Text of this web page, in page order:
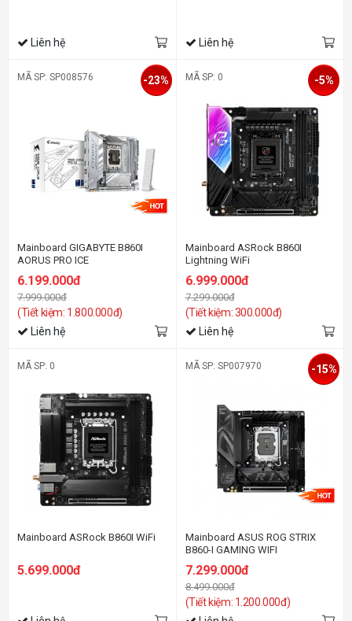
Liên hệ Liên hệ
MÃ SP: SP008576
Mainboard GIGABYTE B860I
AORUS PRO ICE
6.199.000đ
7.999.000đ
(Tiết kiệm: 1.800.000đ)
-23%
Liên hệ
MÃ SP: 0
Mainboard ASRock B860I
Lightning WiFi
6.999.000đ
7.299.000đ
(Tiết kiệm: 300.000đ)
-5%
Liên hệ
MÃ SP: 0
Mainboard ASRock B860I WiFi
5.699.000đ
MÃ SP: SP007970
Mainboard ASUS ROG STRIX
B860-I GAMING WIFI
7.299.000đ
8.499.000đ
(Tiết kiệm: 1.200.000đ)
-15%